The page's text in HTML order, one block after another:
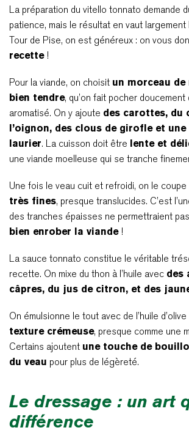
La préparation du vitello tonnato demande
patience, mais le résultat en vaut largement
Tour de Pise, on est généreux : on vous
recette!
Pour la viande, on choisit un morceau de
bien tendre, qu’on fait pocher doucement
aromatisé. On y ajoute des carottes, du
l’oignon, des clous de girofle et
laurier. La cuisson doit être lente et
une viande moelleuse qui se tranche
Une fois le veau cuit et refroidi, on le coupe
très fines, presque translucides. C’est
des tranches épaisses ne permettraient
bien enrober la viande!
La sauce tonnato constitue le véritable
recette. On mixe du thon à l’huile avec des
câpres, du jus de citron, et des
On émulsionne le tout avec de l’huile
texture crémeuse, presque comme une
Certains ajoutent une touche de
du veau pour plus de légèreté.
Le dressage : un art
différence